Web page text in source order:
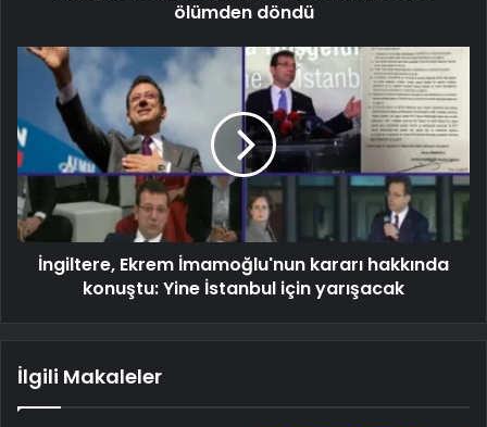
ölümden döndü
İngiltere, Ekrem İmamoğlu'nun kararı hakkında
konuştu: Yine İstanbul için yarışacak
İlgili Makaleler